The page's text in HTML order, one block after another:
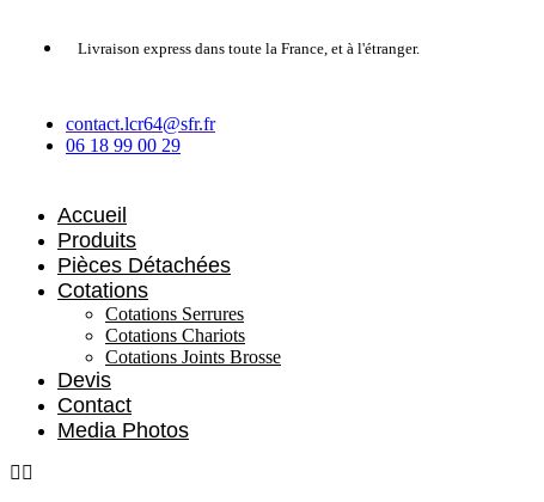
Livraison express dans toute la France, et à l'étranger.
contact.lcr64@sfr.fr
06 18 99 00 29
Accueil
Produits
Pièces Détachées
Cotations
Cotations Serrures
Cotations Chariots
Cotations Joints Brosse
Devis
Contact
Media Photos